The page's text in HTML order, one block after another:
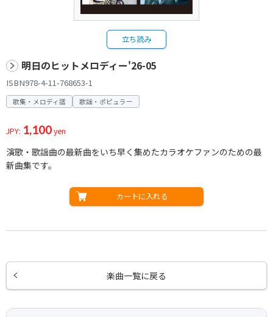
立ち読み
明日のヒットメロディー'26-05
ISBN978-4-11-768653-1
歌集・メロディ譜 歌謡・ポピュラー
JPY: 1,100yen
演歌・歌謡曲の最新曲をいち早く集めたカラオケファンのための最
新曲集です。
カートに入れる
楽曲一覧に戻る